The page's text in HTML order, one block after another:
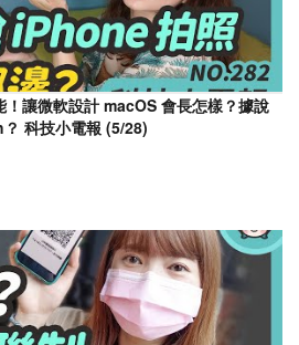
讓微軟設計 macOS 會長怎樣？據說
科技小電報 (5/28)